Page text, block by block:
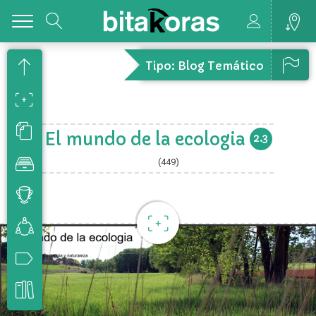
Tipo: Blog Temático
El mundo de la ecologia 2.3
(449)